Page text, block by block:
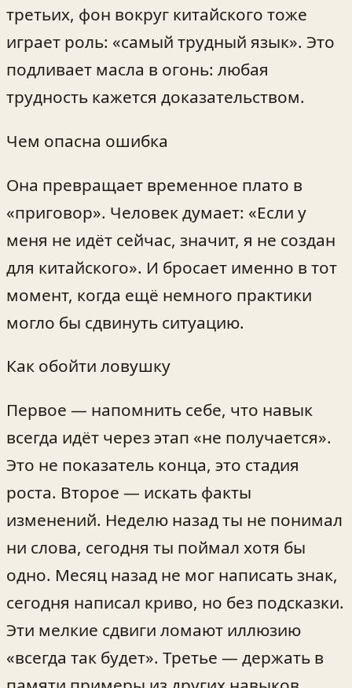
третьих, фон вокруг китайского тоже
играет роль: «самый трудный язык». Это
подливает масла в огонь: любая
трудность кажется доказательством.
Чем опасна ошибка
Она превращает временное плато в
«приговор». Человек думает: «Если у
меня не идёт сейчас, значит, я не создан
для китайского». И бросает именно в тот
момент, когда ещё немного практики
могло бы сдвинуть ситуацию.
Как обойти ловушку
Первое — напомнить себе, что навык
всегда идёт через этап «не получается».
Это не показатель конца, это стадия
роста. Второе — искать факты
изменений. Неделю назад ты не понимал
ни слова, сегодня ты поймал хотя бы
одно. Месяц назад не мог написать знак,
сегодня написал криво, но без подсказки.
Эти мелкие сдвиги ломают иллюзию
«всегда так будет». Третье — держать в